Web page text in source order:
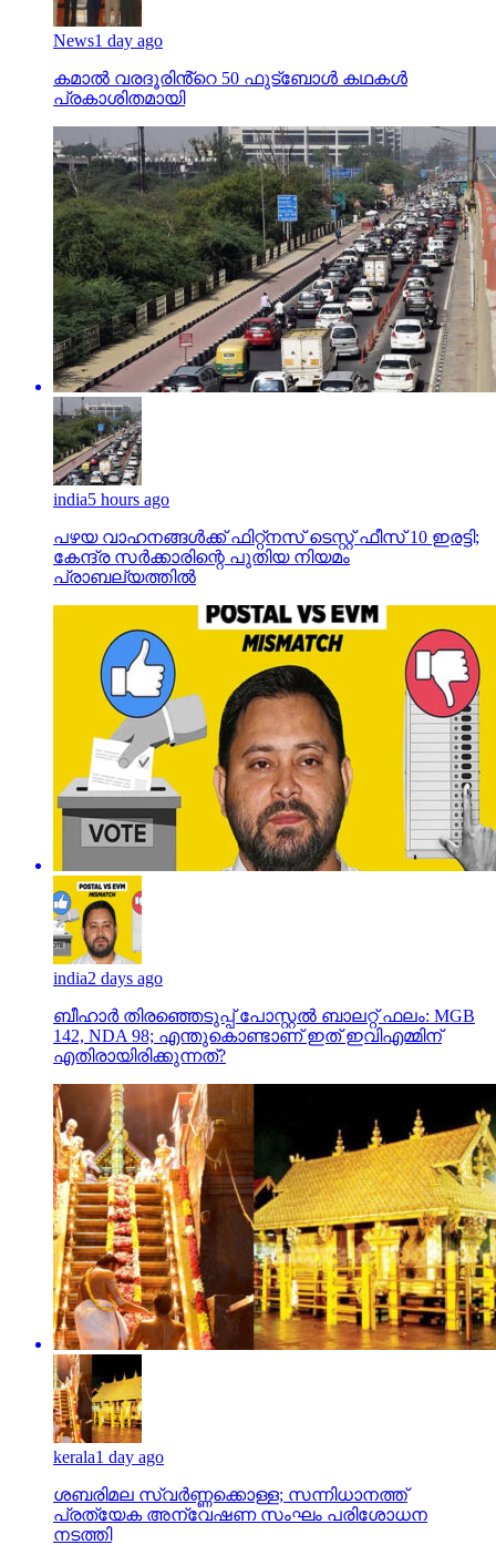
News1 day ago
കമാൽ വരദൂരിൻ്റെ 50 ഫുട്ബോൾ കഥകൾ
പ്രകാശിതമായി
india5 hours ago
പഴയ വാഹനങ്ങള്‍ക്ക് ഫിറ്റ്‌നസ് ടെസ്റ്റ് ഫീസ് 10 ഇരട്ടി;
കേന്ദ്ര സര്‍ക്കാരിന്റെ പുതിയ നിയമം
പ്രാബല്യത്തില്‍
india2 days ago
ബീഹാർ തിരഞ്ഞെടുപ്പ് പോസ്റ്റൽ ബാലറ്റ് ഫലം: MGB
142, NDA 98; എന്തുകൊണ്ടാണ് ഇത് ഇവിഎമ്മിന്
എതിരായിരിക്കുന്നത്?
kerala1 day ago
ശബരിമല സ്വര്‍ണ്ണക്കൊള്ള; സന്നിധാനത്ത്
പ്രത്യേക അന്വേഷണ സംഘം പരിശോധന
നടത്തി